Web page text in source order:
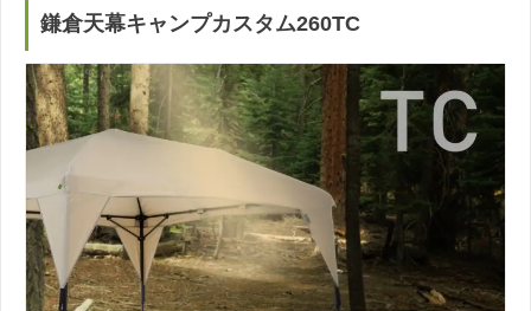
鎌倉天幕キャンプカスタム260TC